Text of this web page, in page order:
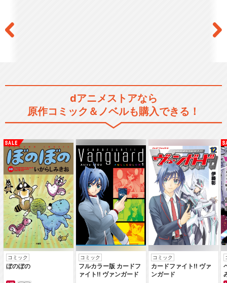
dアニメストアなら
原作コミック＆ノベルも購入できる！
コミック
ぼのぼの
コミック
フルカラー版 カードフ
ァイト‼ ヴァンガード
コミック
カードファイト‼ ヴァ
ンガード